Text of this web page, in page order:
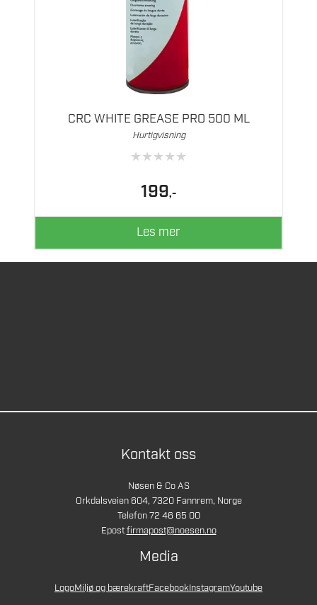
CRC WHITE GREASE PRO 500 ML
Hurtigvisning
★★★★★
199,-
Les mer
Kontakt oss
Nøsen & Co AS
Orkdalsveien 604, 7320 Fannrem, Norge
Telefon 72 46 65 00
Epostfirmapost@noesen.no
Media
LogoMiljø og bærekraftFacebookInstagramYoutube